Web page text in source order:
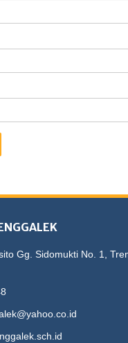
Gg. Sidomukti No. 1,